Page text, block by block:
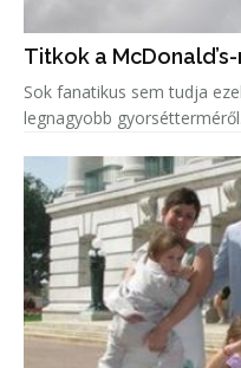
Titkok a
Sok fanatikus sem tudja
legnagyobb gyorsétterméről.